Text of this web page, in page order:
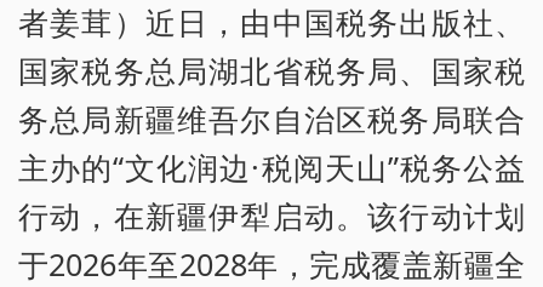
者姜茸）近日，由中国税务出版社、
国家税务总局湖北省税务局、国家税
务总局新疆维吾尔自治区税务局联合
主办的“文化润边·税阅天山”税务公益
行动，在新疆伊犁启动。该行动计划
于2026年至2028年，完成覆盖新疆全